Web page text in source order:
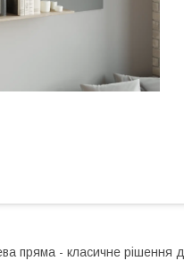
пряма - класичне рішення